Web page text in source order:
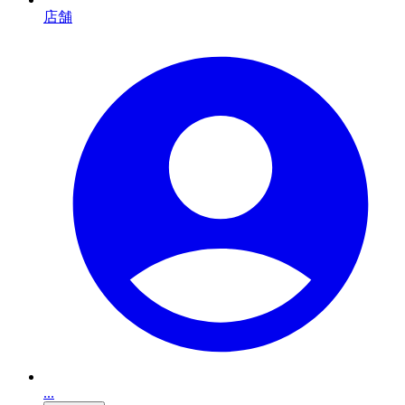
店舗
...